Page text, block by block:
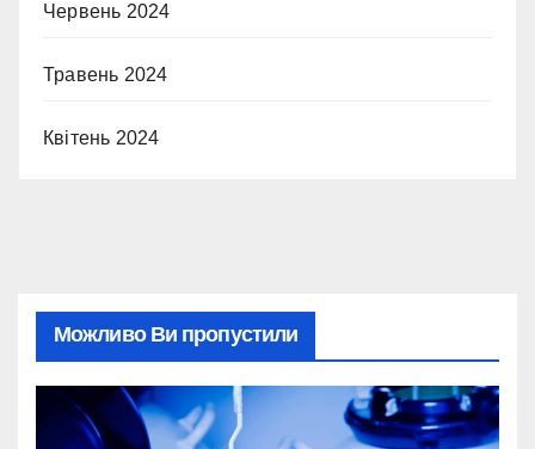
Червень 2024
Травень 2024
Квітень 2024
Можливо Ви пропустили